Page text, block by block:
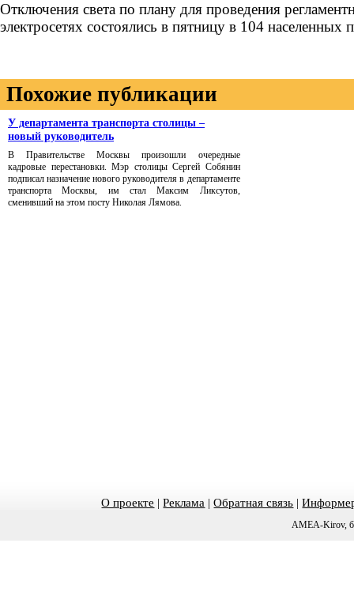
Отключения света по плану для проведения
электросетях состоялись в пятницу в 104 населенных
Похожие публикации
У департамента транспорта столицы –
новый руководитель
В Правительстве Москвы произошли очередные
кадровые перестановки. Мэр столицы Сергей Собянин
подписал назначение нового руководителя в департаменте
транспорта Москвы, им стал Максим Ликсутов,
сменивший на этом посту Николая Лямова.
О проекте |Реклама |Обратная связь |
AMEA-Kirov,